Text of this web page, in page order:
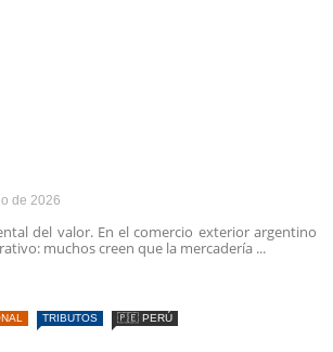
de 2026
del valor. En el comercio exterior argentino
muchos creen que la mercadería ...
TRIBUTOS 🇵🇪 PERÚ